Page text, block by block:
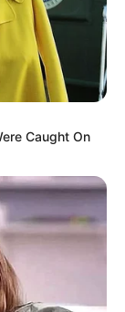
CƏMİYYƏT
olan
Caught On